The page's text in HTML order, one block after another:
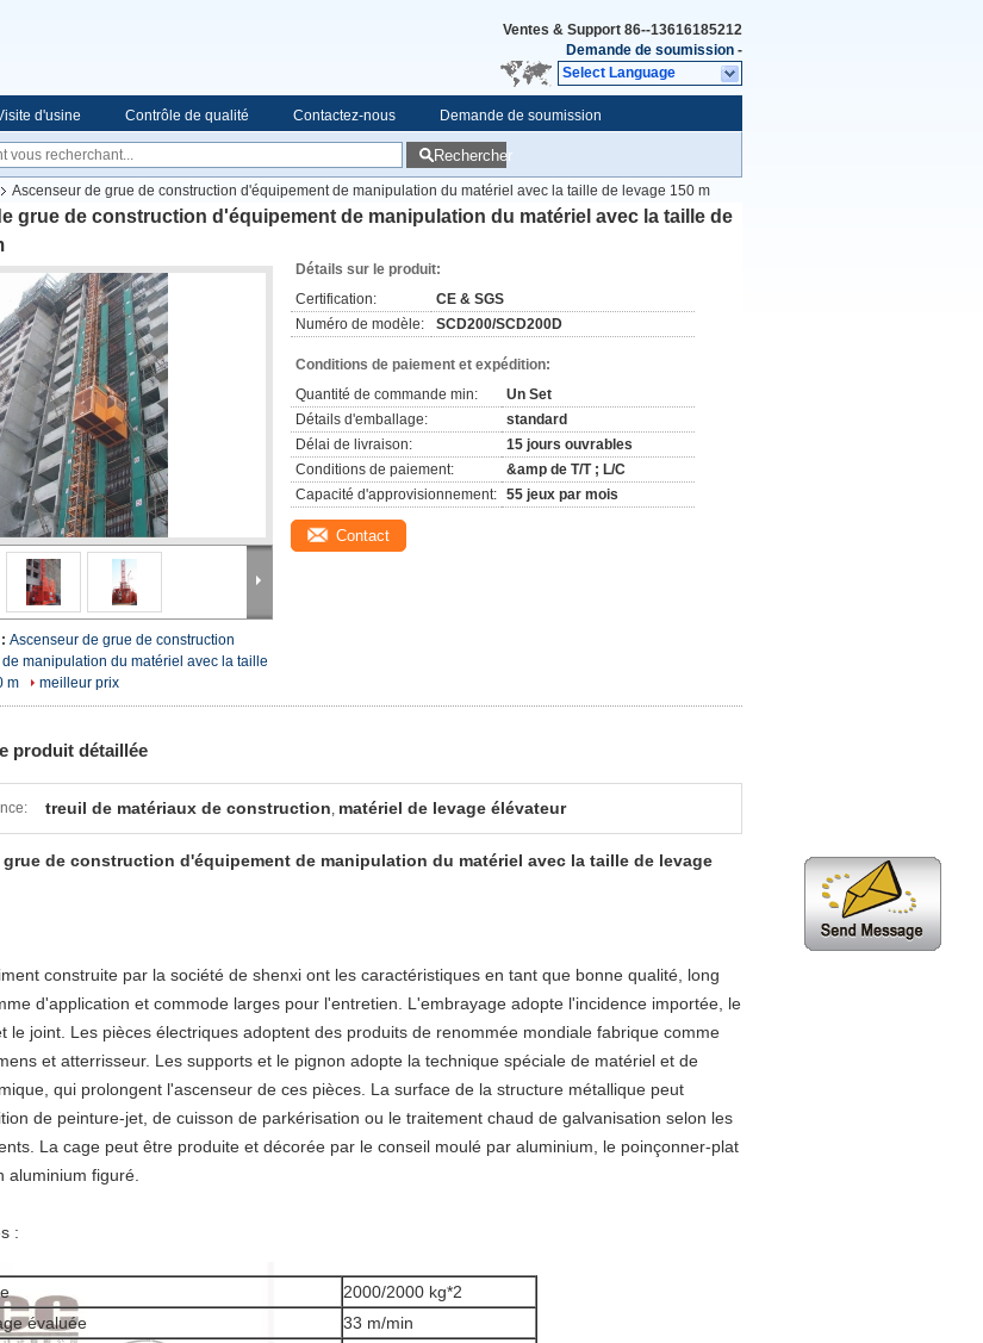
Ventes & Support 86--13616185212
Demande de soumission -
Select Language
d'usine Contrôle de qualité Contactez-nous Demande de soumission
Rechercher
Ascenseur de grue de construction d'équipement de manipulation du matériel avec la taille de levage 150 m
grue de construction d'équipement de manipulation du matériel avec la taille de
Ascenseur de grue de construction
manipulation du matériel avec la taille
m
meilleur prix
Détails sur le produit:
Certification:
CE & SGS
Numéro de modèle:
SCD200/SCD200D
Conditions de paiement et expédition:
Quantité de commande min:
Un Set
Détails d'emballage:
standard
Délai de livraison:
15 jours ouvrables
Conditions de paiement:
&amp de T/T ; L/C
Capacité d'approvisionnement: 55 jeux par mois
Contact
produit détaillée
treuil de matériaux de construction, matériel de levage élévateur
de construction d'équipement de manipulation du matériel avec la taille de levage
construite par la société de shenxi ont les caractéristiques en tant que bonne qualité, long
d'application et commode larges pour l'entretien. L'embrayage adopte l'incidence importée, le
le joint. Les pièces électriques adoptent des produits de renommée mondiale fabrique comme
et atterrisseur. Les supports et le pignon adopte la technique spéciale de matériel et de
qui prolongent l'ascenseur de ces pièces. La surface de la structure métallique peut
de peinture-jet, de cuisson de parkérisation ou le traitement chaud de galvanisation selon les
La cage peut être produite et décorée par le conseil moulé par aluminium, le poinçonner-plat
aluminium figuré.
:
2000/2000 kg*2
évaluée
33 m/min